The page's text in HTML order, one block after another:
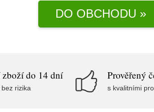
DO OBCHODU »
zboží do 14 dní
rizika
Prověřený
s kvalitními